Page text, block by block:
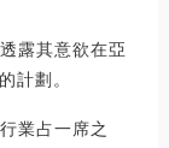
露其意欲在亞
計劃。
業占一席之